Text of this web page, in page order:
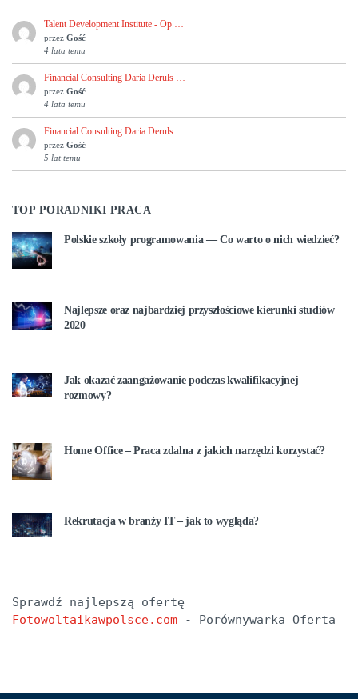
Talent Development Institute - Op …
przez Gość
4 lata temu
Financial Consulting Daria Deruls …
przez Gość
4 lata temu
Financial Consulting Daria Deruls …
przez Gość
5 lat temu
TOP PORADNIKI PRACA
Polskie szkoły programowania — Co warto o nich wiedzieć?
Najlepsze oraz najbardziej przyszłościowe kierunki studiów
2020
Jak okazać zaangażowanie podczas kwalifikacyjnej
rozmowy?
Home Office – Praca zdalna z jakich narzędzi korzystać?
Rekrutacja w branży IT – jak to wygląda?
Fotowoltaikawpolsce.com - Porównywarka Oferta